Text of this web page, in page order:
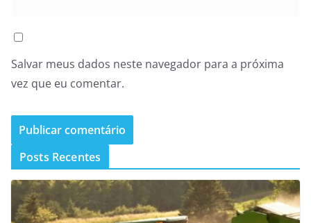
Salvar meus dados neste navegador para a próxima
vez que eu comentar.
Posts Recentes